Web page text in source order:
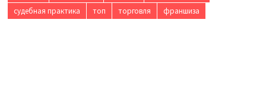
судебная практика
топ торговля франшиза